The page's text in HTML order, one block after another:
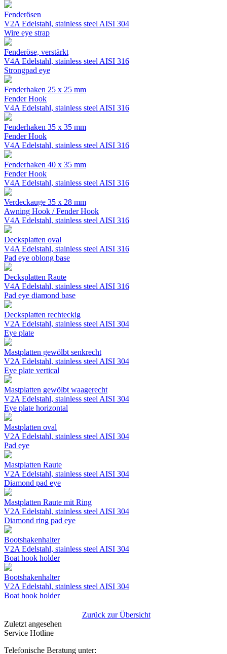
Fenderösen
V2A Edelstahl, stainless steel AISI 304
Wire eye strap
Fenderöse, verstärkt
V4A Edelstahl, stainless steel AISI 316
Strongpad eye
Fenderhaken 25 x 25 mm
Fender Hook
V4A Edelstahl, stainless steel AISI 316
Fenderhaken 35 x 35 mm
Fender Hook
V4A Edelstahl, stainless steel AISI 316
Fenderhaken 40 x 35 mm
Fender Hook
V4A Edelstahl, stainless steel AISI 316
Verdeckauge 35 x 28 mm
Awning Hook / Fender Hook
V4A Edelstahl, stainless steel AISI 316
Decksplatten oval
V4A Edelstahl, stainless steel AISI 316
Pad eye oblong base
Decksplatten Raute
V4A Edelstahl, stainless steel AISI 316
Pad eye diamond base
Decksplatten rechteckig
V2A Edelstahl, stainless steel AISI 304
Eye plate
Mastplatten gewölbt senkrecht
V2A Edelstahl, stainless steel AISI 304
Eye plate vertical
Mastplatten gewölbt waagerecht
V2A Edelstahl, stainless steel AISI 304
Eye plate horizontal
Mastplatten oval
V2A Edelstahl, stainless steel AISI 304
Pad eye
Mastplatten Raute
V2A Edelstahl, stainless steel AISI 304
Diamond pad eye
Mastplatten Raute mit Ring
V2A Edelstahl, stainless steel AISI 304
Diamond ring pad eye
Bootshakenhalter
V2A Edelstahl, stainless steel AISI 304
Boat hook holder
Bootshakenhalter
V2A Edelstahl, stainless steel AISI 304
Boat hook holder
Zurück zur Übersicht
Zuletzt angesehen
Service Hotline
Telefonische Beratung unter: